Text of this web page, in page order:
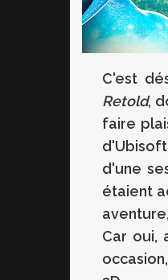
C'est
Retold,
faire
d'une
étaient
Car oui,